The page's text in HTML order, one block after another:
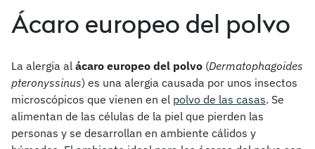
Ácaro europeo del polvo
La alergia al ácaro europeo del polvo (Dermatophagoides
pteronyssinus) es una alergia causada por unos insectos
microscópicos que vienen en el polvo de las casas. Se
alimentan de las células de la piel que pierden las
personas y se desarrollan en ambiente cálidos y